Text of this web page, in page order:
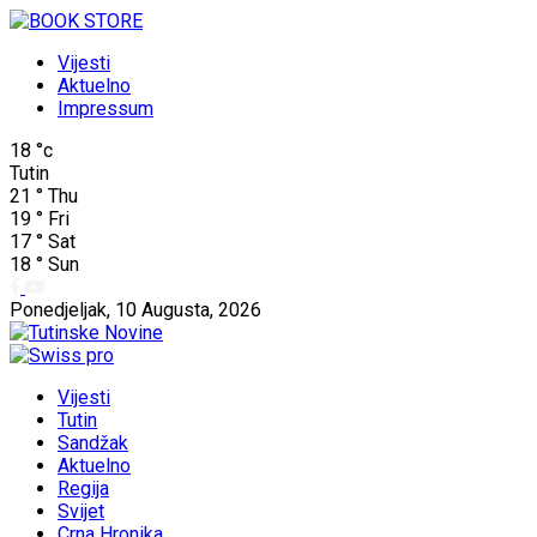
Vijesti
Aktuelno
Impressum
18 °c
Tutin
21 ° Thu
19 ° Fri
17 ° Sat
18 ° Sun
Ponedjeljak, 10 Augusta, 2026
Vijesti
Tutin
Sandžak
Aktuelno
Regija
Svijet